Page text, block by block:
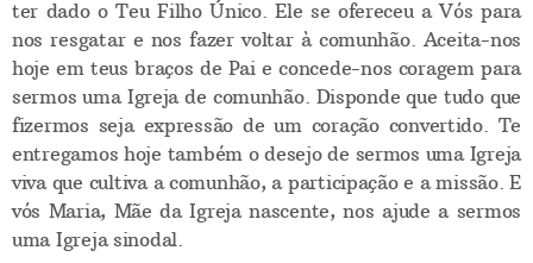
ter dado o Teu Filho Único. Ele se ofereceu a Vós para
nos resgatar e nos fazer voltar à comunhão. Aceita-nos
hoje em teus braços de Pai e concede-nos coragem para
sermos uma Igreja de comunhão. Disponde que tudo que
fizermos seja expressão de um coração convertido. Te
entregamos hoje também o desejo de sermos uma Igreja
viva que cultiva a comunhão, a participação e a missão. E
vós Maria, Mãe da Igreja nascente, nos ajude a sermos
uma Igreja sinodal.